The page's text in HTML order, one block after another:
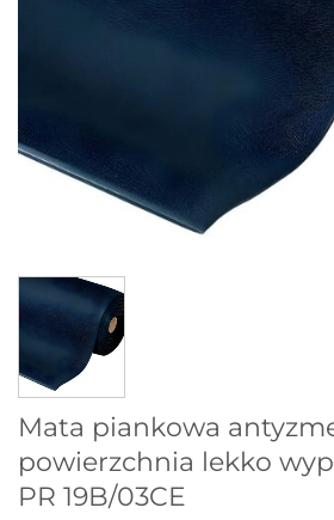
Mata piankowa
powierzchnia lekko
PR 19B/03CE